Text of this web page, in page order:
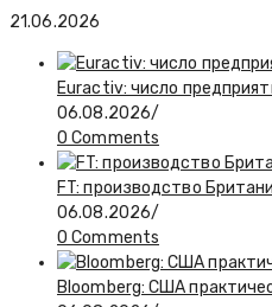
21.06.2026
Euractiv: число
06.08.2026/
0 Comments
FT: производство
06.08.2026/
0 Comments
Bloomberg: США